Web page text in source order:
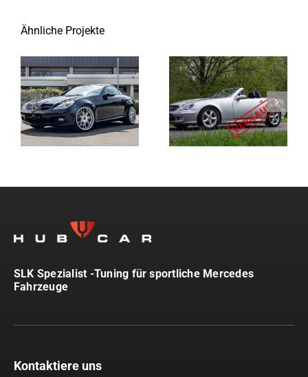
Ähnliche Projekte
SLK Spezialist -Tuning für sportliche Mercedes
Fahrzeuge
Kontaktiere uns